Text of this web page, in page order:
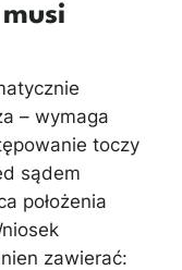
– wymaga
toczy
sądem
położenia
zawierać: